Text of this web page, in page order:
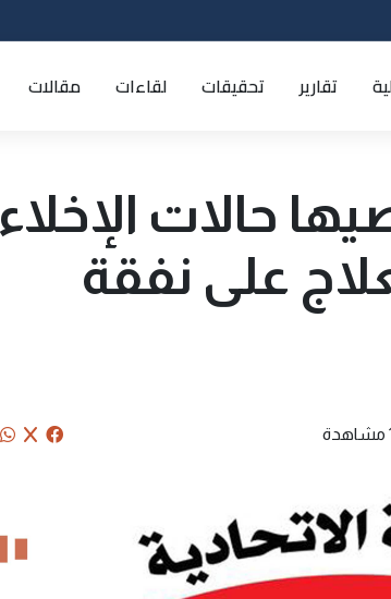
تقارير تحقيقات لقاءات مقالات
حالات الإخلاء
على نفقة